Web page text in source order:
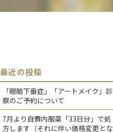
最近の投稿
「眼瞼下垂症」「アートメイク」診
察のご予約について
7月より自費内服薬「33日分」で処
方します（それに伴い価格変更とな